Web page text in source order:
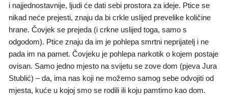
i najjednostavnije, ljudi će dati sebi prostora za ideje. Ptice se
nikad neće prejesti, znaju da bi crkle uslijed prevelike količine
hrane. Čovjek se prejeda (i crkne uslijed toga, samo s
odgodom). Ptice znaju da im je pohlepa smrtni neprijatelj i ne
pada im na pamet. Čovjeku je pohlepa narkotik o kojem postaje
ovisan. Samo jedno mjesto na svijetu se zove dom (pjeva Jura
Stublić) – da, ima nas koji ne možemo samog sebe odvojiti od
mjesta, kuće u kojoj smo se rodili ili koju pamtimo kao dom.